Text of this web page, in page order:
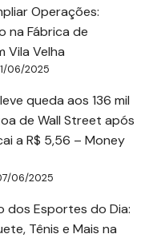
Operações:
na Fábrica de
Vila Velha
06/2025
queda aos 136 mil
de Wall Street após
a R$ 5,56 – Money
06/2025
dos Esportes do Dia:
Tênis e Mais na